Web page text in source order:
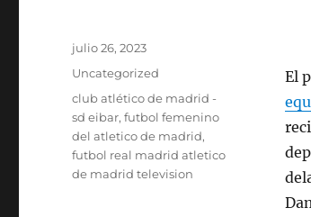
El
Publicado
julio 26, 2023
Categorías
Uncategorized
Etiquetas
club atlético de madrid -
sd eibar,futbol femenino
del atletico de madrid,
futbol real madrid atletico
de madrid television